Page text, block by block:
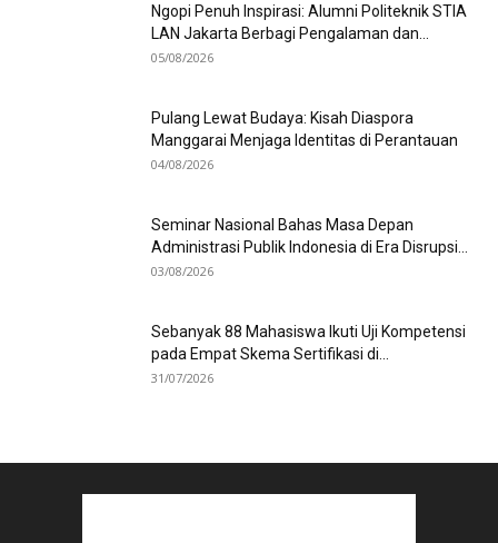
Ngopi Penuh Inspirasi: Alumni Politeknik STIA
LAN Jakarta Berbagi Pengalaman dan...
05/08/2026
Pulang Lewat Budaya: Kisah Diaspora
Manggarai Menjaga Identitas di Perantauan
04/08/2026
Seminar Nasional Bahas Masa Depan
Administrasi Publik Indonesia di Era Disrupsi...
03/08/2026
Sebanyak 88 Mahasiswa Ikuti Uji Kompetensi
pada Empat Skema Sertifikasi di...
31/07/2026